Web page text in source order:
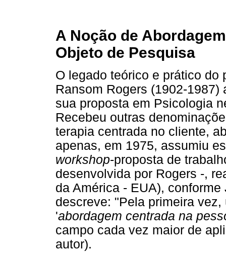
A Noção de
Objeto de Pesquisa
O legado teórico e prático do
Ransom Rogers (1902-
sua proposta em Psicologia
Recebeu outras
terapia centrada no cliente,
apenas, em 1975, assumiu
workshop-proposta de
desenvolvida por Rogers -,
da América - EUA),
descreve: "Pela primeira
'abordagem centrada na
campo cada vez maior de
autor).